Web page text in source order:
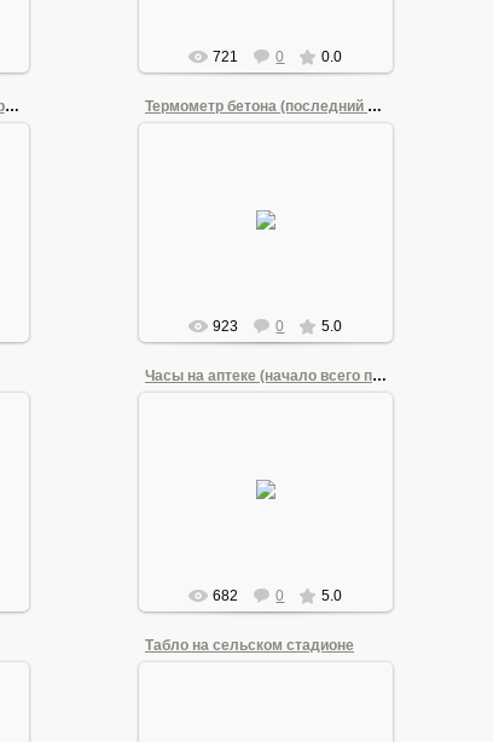
721 0 0.0
Термометр бетона (первый вариант) Термометр бетона (последний вариант)
923 0 5.0
Часы на аптеке (начало всего по часам)
682 0 5.0
Табло на сельском стадионе